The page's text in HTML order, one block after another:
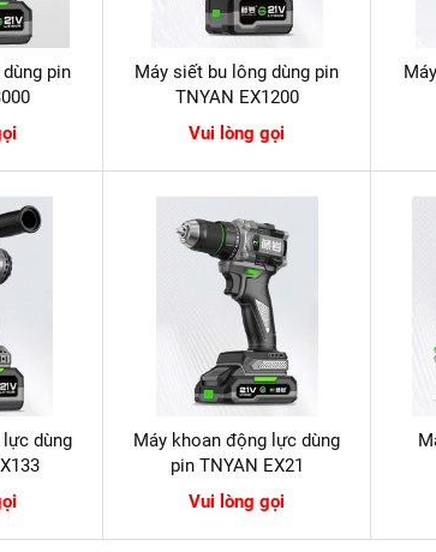
pin
Máy siết bu lông dùng pin
TNYAN EX1200
Vui lòng gọi
dùng
Máy khoan động lực dùng
pin TNYAN EX21
Vui lòng gọi